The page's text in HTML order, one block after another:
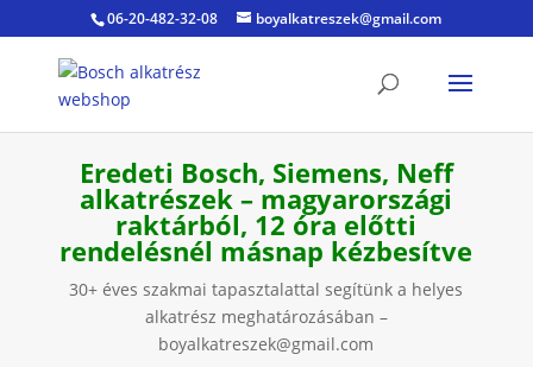
06-20-482-32-08 boyalkatreszek@gmail.com
Eredeti Bosch, Siemens, Neff
alkatrészek – magyarországi
raktárból, 12 óra előtti
rendelésnél másnap kézbesítve
30+ éves szakmai tapasztalattal segítünk a helyes
alkatrész meghatározásában –
boyalkatreszek@gmail.com